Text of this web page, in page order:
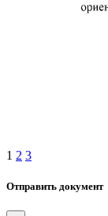
1 2 3
Отправить документ